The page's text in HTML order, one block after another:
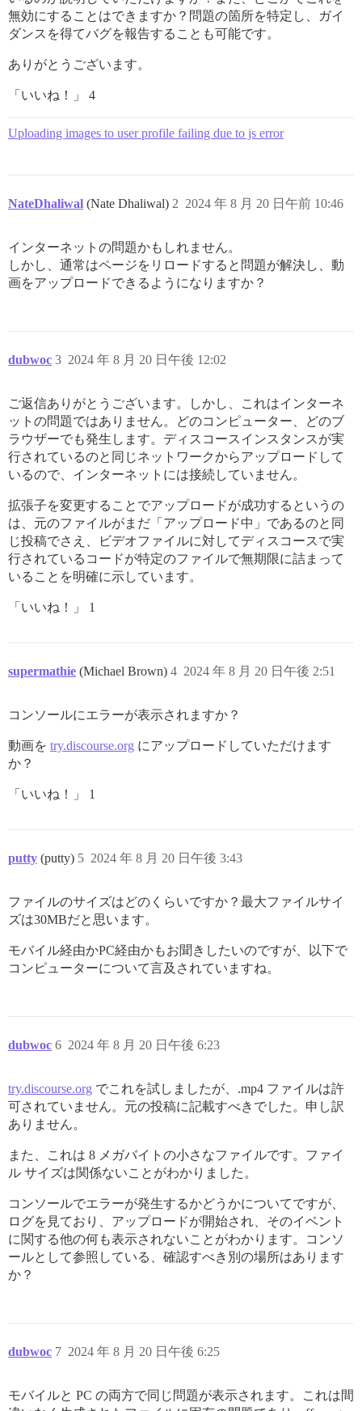
無効にすることはできますか？問題の箇所を特定し、ガイ
ダンスを得てバグを報告することも可能です。
ありがとうございます。
「いいね！」 4
Uploading images to user profile failing due to js error
NateDhaliwal (Nate Dhaliwal) 2024 年 8 月 20 日午前 10:46
2
インターネットの問題かもしれません。
しかし、通常はページをリロードすると問題が解決し、動
画をアップロードできるようになりますか？
dubwoc 2024 年 8 月 20 日午後 12:02
3
ご返信ありがとうございます。しかし、これはインターネ
ットの問題ではありません。どのコンピューター、どのブ
ラウザーでも発生します。ディスコースインスタンスが実
行されているのと同じネットワークからアップロードして
いるので、インターネットには接続していません。
拡張子を変更することでアップロードが成功するというの
は、元のファイルがまだ「アップロード中」であるのと同
じ投稿でさえ、ビデオファイルに対してディスコースで実
行されているコードが特定のファイルで無期限に詰まって
いることを明確に示しています。
「いいね！」 1
supermathie (Michael Brown) 2024 年 8 月 20 日午後 2:51
4
コンソールにエラーが表示されますか？
動画を try.discourse.org にアップロードしていただけます
か？
「いいね！」 1
putty (putty) 2024 年 8 月 20 日午後 3:43
5
ファイルのサイズはどのくらいですか？最大ファイルサイ
ズは30MBだと思います。
モバイル経由かPC経由かもお聞きしたいのですが、以下で
コンピューターについて言及されていますね。
dubwoc 2024 年 8 月 20 日午後 6:23
6
try.discourse.org でこれを試しましたが、.mp4 ファイルは許
可されていません。元の投稿に記載すべきでした。申し訳
ありません。
また、これは 8 メガバイトの小さなファイルです。ファイ
ル サイズは関係ないことがわかりました。
コンソールでエラーが発生するかどうかについてですが、
ログを見ており、アップロードが開始され、そのイベント
に関する他の何も表示されないことがわかります。コンソ
ールとして参照している、確認すべき別の場所はあります
か？
dubwoc 2024 年 8 月 20 日午後 6:25
7
モバイルと PC の両方で同じ問題が表示されます。これは間